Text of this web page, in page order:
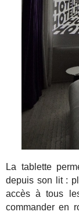
La tablette
depuis son lit :
accès à tous
commander en